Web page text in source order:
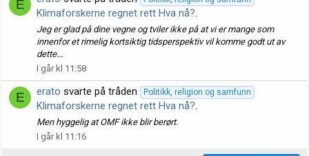
E
Klimaforskerne regnet rett Hva nå?.
Jeg er glad på dine vegne og tviler ikke på at vi er mange som
innenfor et rimelig kortsiktig tidsperspektiv vil komme godt ut av
dette...
I går kl 11:58
E erato svarte på tråden Politikk, religion og samfunn
Klimaforskerne regnet rett Hva nå?.
Men hyggelig at OMF ikke blir berørt.
I går kl 11:16